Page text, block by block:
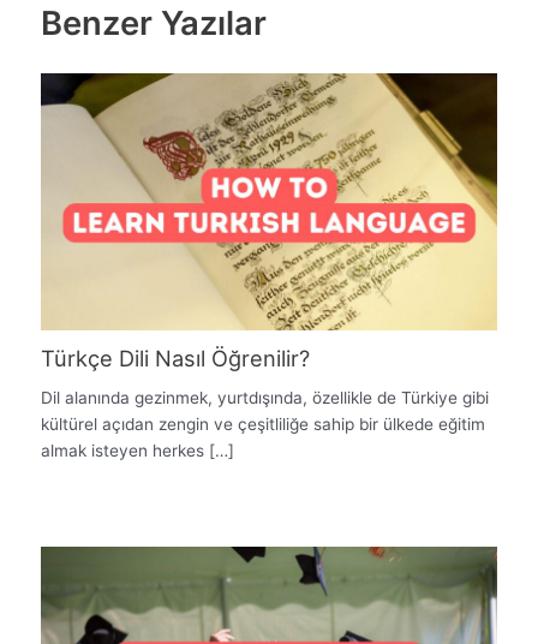
Benzer Yazılar
Türkçe Dili Nasıl Öğrenilir?
Dil alanında gezinmek, yurtdışında, özellikle de Türkiye gibi
kültürel açıdan zengin ve çeşitliliğe sahip bir ülkede eğitim
almak isteyen herkes […]